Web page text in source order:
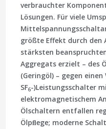
verbrauchter
Lösungen. Für viele
größte Effekt durch den
stärksten
Aggregats erzielt – des
(Geringöl) – gegen
SF6-)Leistungsschalter
elektromagnetischem
Ölschaltern entfallen
Ölpﬂege; moderne